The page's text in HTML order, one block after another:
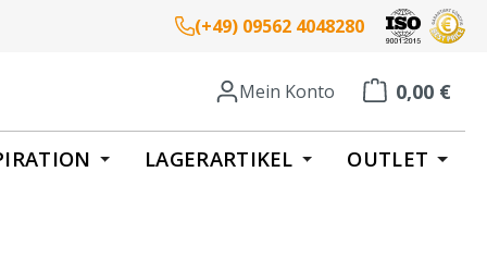
(+49) 09562 4048280
Mein Konto 0,00 €
Warenkorb
LAGERARTIKEL OUTLET